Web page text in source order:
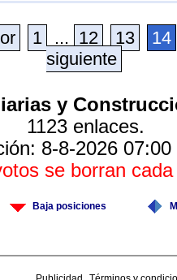
1 ... 12 13
14
siguiente
y
1123 enlaces.
8-8-2026
se borran
Baja posiciones